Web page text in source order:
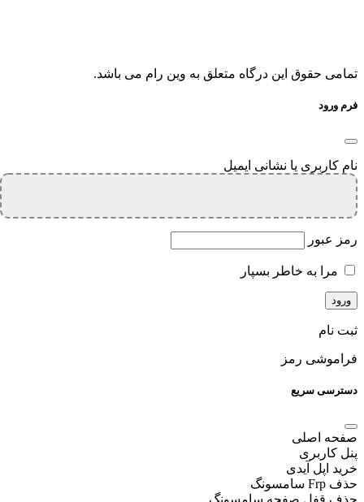
تمامی حقوق این درگاه متعلق به وین رام می باشد.
فرم ورود
نام کاربری یا نشانی ایمیل
رمز عبور
مرا به خاطر بسپار
ثبت نام
فراموشی رمز
دسترسی سریع
صفحه اصلی
پنل کاربری
خرید اپل آیدی
حذف Frp سامسونگ